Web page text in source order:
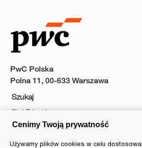
PwC Polska
Polna 11, 00-633 Warszawa
Szukaj
Sieć Talentów
Oferty pracy
Wydarzenia
Cenimy Twoją prywatność
Używamy plików cookies w celu